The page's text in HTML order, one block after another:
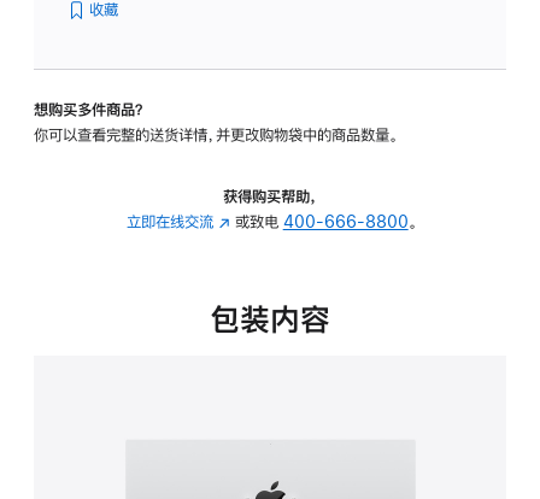
转
的
收藏
想购买多件商品？
你可以查看完整的送货详情，并更改购物袋中的商品数量。
获得购买帮助，
立即在线交流 (在
中
或致电 400-666-8800。
包装内容